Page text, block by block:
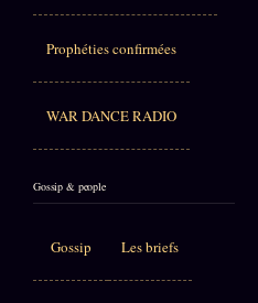
Prophéties confirmées
WAR DANCE RADIO
Gossip & people
Gossip Les briefs